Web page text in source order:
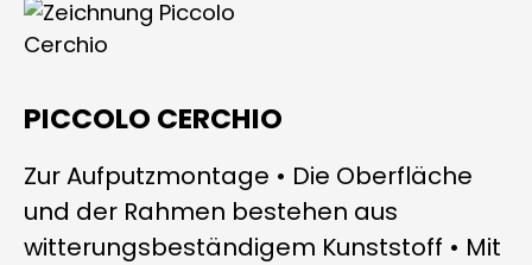
PICCOLO CERCHIO
Zur Aufputzmontage • Die Oberfläche
und der Rahmen bestehen aus
witterungsbeständigem Kunststoff • Mit